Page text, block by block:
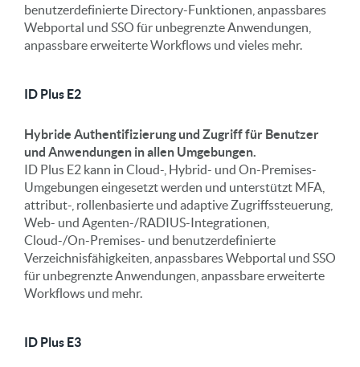
benutzerdefinierte Directory-Funktionen, anpassbares
Webportal und SSO für unbegrenzte Anwendungen,
anpassbare erweiterte Workflows und vieles mehr.
ID Plus E2
Hybride Authentifizierung und Zugriff für Benutzer
und Anwendungen in allen Umgebungen.
ID Plus E2 kann in Cloud-, Hybrid- und On-Premises-
Umgebungen eingesetzt werden und unterstützt MFA,
attribut-, rollenbasierte und adaptive Zugriffssteuerung,
Web- und Agenten-/RADIUS-Integrationen,
Cloud-/On-Premises- und benutzerdefinierte
Verzeichnisfähigkeiten, anpassbares Webportal und SSO
für unbegrenzte Anwendungen, anpassbare erweiterte
Workflows und mehr.
ID Plus E3